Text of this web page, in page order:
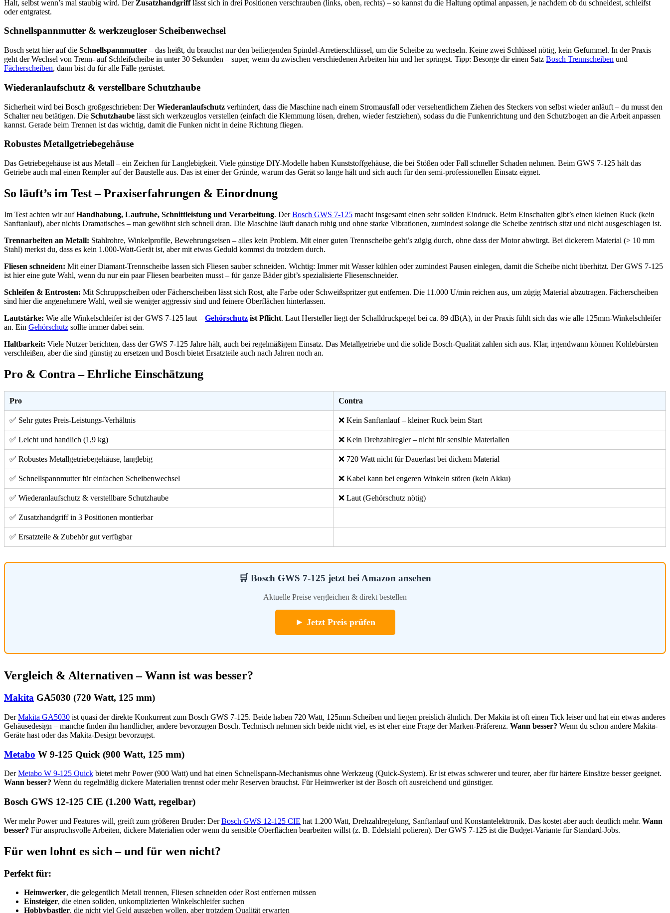
Halt, selbst wenn’s mal staubig wird. Der Zusatzhandgrifflässt sich in drei Positionen verschrauben (links, oben, rechts) – so kannst du die Haltung optimal anpassen, je nachdem ob du schneidest, schleifst
oder entgratest.
Schnellspannmutter & werkzeugloser Scheibenwechsel
Bosch setzt hier auf die Schnellspannmutter – das heißt, du brauchst nur den beiliegenden Spindel-Arretierschlüssel, um die Scheibe zu wechseln. Keine zwei Schlüssel nötig, kein Gefummel. In der Praxis
geht der Wechsel von Trenn- auf Schleifscheibe in unter 30 Sekunden – super, wenn du zwischen verschiedenen Arbeiten hin und her springst. Tipp: Besorge dir einen Satz Bosch Trennscheiben und
Fächerscheiben, dann bist du für alle Fälle gerüstet.
Wiederanlaufschutz & verstellbare Schutzhaube
Sicherheit wird bei Bosch großgeschrieben: DerWiederanlaufschutz verhindert, dass die Maschine nach einem Stromausfall oder versehentlichem Ziehen des Steckers von selbst wieder anläuft – du musst den
Schalter neu betätigen. Die Schutzhaube lässt sich werkzeuglos verstellen (einfach die Klemmung lösen, drehen, wieder festziehen), sodass du die Funkenrichtung und den Schutzbogen an die Arbeit anpassen
kannst. Gerade beim Trennen ist das wichtig, damit die Funken nicht in deine Richtung fliegen.
Robustes Metallgetriebegehäuse
Das Getriebegehäuse ist aus Metall – ein Zeichen für Langlebigkeit. Viele günstige DIY-Modelle haben Kunststoffgehäuse, die bei Stößen oder Fall schneller Schaden nehmen. Beim GWS 7-125 hält das
Getriebe auch mal einen Rempler auf der Baustelle aus. Das ist einer der Gründe, warum das Gerät so lange hält und sich auch für den semi-professionellen Einsatz eignet.
So läuft’s im Test – Praxiserfahrungen & Einordnung
Im Test achten wir aufHandhabung, Laufruhe, Schnittleistung und Verarbeitung. DerBosch GWS 7-125 macht insgesamt einen sehr soliden Eindruck. Beim Einschalten gibt’s einen kleinen Ruck (kein
Sanftanlauf), aber nichts Dramatisches – man gewöhnt sich schnell dran. Die Maschine läuft danach ruhig und ohne starke Vibrationen, zumindest solange die Scheibe zentrisch sitzt und nicht ausgeschlagen ist.
Trennarbeiten an Metall: Stahlrohre, Winkelprofile, Bewehrungseisen – alles kein Problem. Mit einer guten Trennscheibe geht’s zügig durch, ohne dass der Motor abwürgt. Bei dickerem Material (> 10 mm
Stahl) merkst du, dass es kein 1.000-Watt-Gerät ist, aber mit etwas Geduld kommst du trotzdem durch.
Fliesen schneiden: Mit einer Diamant-Trennscheibe lassen sich Fliesen sauber schneiden. Wichtig: Immer mit Wasser kühlen oder zumindest Pausen einlegen, damit die Scheibe nicht überhitzt. Der GWS 7-125
ist hier eine gute Wahl, wenn du nur ein paar Fliesen bearbeiten musst – für ganze Bäder gibt’s spezialisierte Fliesenschneider.
Schleifen & Entrosten: Mit Schruppscheiben oder Fächerscheiben lässt sich Rost, alte Farbe oder Schweißspritzer gut entfernen. Die 11.000 U/min reichen aus, um zügig Material abzutragen. Fächerscheiben
sind hier die angenehmere Wahl, weil sie weniger aggressiv sind und feinere Oberflächen hinterlassen.
Lautstärke: Wie alle Winkelschleifer ist der GWS 7-125 laut – Gehörschutz ist Pflicht. Laut Hersteller liegt der Schalldruckpegel bei ca. 89 dB(A), in der Praxis fühlt sich das wie alle 125mm-Winkelschleifer
an. Ein Gehörschutz sollte immer dabei sein.
Haltbarkeit: Viele Nutzer berichten, dass der GWS 7-125 Jahre hält, auch bei regelmäßigem Einsatz. Das Metallgetriebe und die solide Bosch-Qualität zahlen sich aus. Klar, irgendwann können Kohlebürsten
verschleißen, aber die sind günstig zu ersetzen und Bosch bietet Ersatzteile auch nach Jahren noch an.
Pro & Contra – Ehrliche Einschätzung
Pro Contra
✅ Sehr gutes Preis-Leistungs-Verhältnis ❌ Kein Sanftanlauf – kleiner Ruck beim Start
✅ Leicht und handlich (1,9 kg) ❌ Kein Drehzahlregler – nicht für sensible Materialien
✅ Robustes Metallgetriebegehäuse, langlebig ❌ 720 Watt nicht für Dauerlast bei dickem Material
✅ Schnellspannmutter für einfachen Scheibenwechsel ❌ Kabel kann bei engeren Winkeln stören (kein Akku)
✅ Wiederanlaufschutz & verstellbare Schutzhaube ❌ Laut (Gehörschutz nötig)
✅ Zusatzhandgriff in 3 Positionen montierbar
✅ Ersatzteile & Zubehör gut verfügbar
🛒 Bosch GWS 7-125 jetzt bei Amazon ansehen
Aktuelle Preise vergleichen & direkt bestellen
► Jetzt Preis prüfen
Vergleich & Alternativen – Wann ist was besser?
Makita GA5030 (720 Watt, 125 mm)
DerMakita GA5030 ist quasi der direkte Konkurrent zum Bosch GWS 7-125. Beide haben 720 Watt, 125mm-Scheiben und liegen preislich ähnlich. Der Makita ist oft einen Tick leiser und hat ein etwas anderes
Gehäusedesign – manche finden ihn handlicher, andere bevorzugen Bosch. Technisch nehmen sich beide nicht viel, es ist eher eine Frage der Marken-Präferenz. Wann besser? Wenn du schon andere Makita-
Geräte hast oder das Makita-Design bevorzugst.
Metabo W 9-125 Quick (900 Watt, 125 mm)
DerMetabo W 9-125 Quick bietet mehr Power (900 Watt) und hat einen Schnellspann-Mechanismus ohne Werkzeug (Quick-System). Er ist etwas schwerer und teurer, aber für härtere Einsätze besser geeignet.
Wann besser? Wenn du regelmäßig dickere Materialien trennst oder mehr Reserven brauchst. Für Heimwerker ist der Bosch oft ausreichend und günstiger.
Bosch GWS 12-125 CIE (1.200 Watt, regelbar)
Wer mehr Power und Features will, greift zum größeren Bruder: DerBosch GWS 12-125 CIE hat 1.200 Watt, Drehzahlregelung, Sanftanlauf und Konstantelektronik. Das kostet aber auch deutlich mehr. Wann
besser? Für anspruchsvolle Arbeiten, dickere Materialien oder wenn du sensible Oberflächen bearbeiten willst (z. B. Edelstahl polieren). Der GWS 7-125 ist die Budget-Variante für Standard-Jobs.
Für wen lohnt es sich – und für wen nicht?
Perfekt für:
Heimwerker, die gelegentlich Metall trennen, Fliesen schneiden oder Rost entfernen müssen
Einsteiger, die einen soliden, unkomplizierten Winkelschleifer suchen
Hobbybastler, die nicht viel Geld ausgeben wollen, aber trotzdem Qualität erwarten